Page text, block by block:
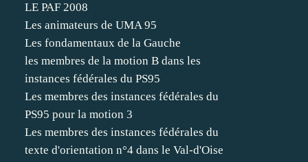
LE PAF 2008
Les animateurs de UMA 95
Les fondamentaux de la Gauche
les membres de la motion B dans les
instances fédérales du PS95
Les membres des instances fédérales du
PS95 pour la motion 3
Les membres des instances fédérales du
texte d'orientation n°4 dans le Val-d'Oise